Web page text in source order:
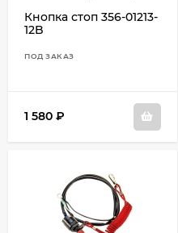
Кнопка стоп 356-01213-
12B
ПОД ЗАКАЗ
1 580 ₽